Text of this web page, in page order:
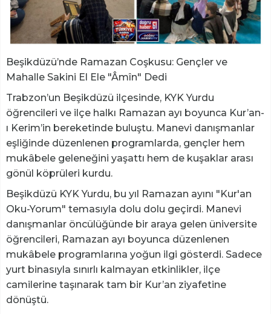
Beşikdüzü’nde Ramazan Coşkusu: Gençler ve
Mahalle Sakini El Ele "Âmîn" Dedi
​Trabzon’un Beşikdüzü ilçesinde, KYK Yurdu
öğrencileri ve ilçe halkı Ramazan ayı boyunca Kur’an-
ı Kerim’in bereketinde buluştu. Manevi danışmanlar
eşliğinde düzenlenen programlarda, gençler hem
mukâbele geleneğini yaşattı hem de kuşaklar arası
gönül köprüleri kurdu.
​Beşikdüzü KYK Yurdu, bu yıl Ramazan ayını "Kur'an
Oku-Yorum" temasıyla dolu dolu geçirdi. Manevi
danışmanlar öncülüğünde bir araya gelen üniversite
öğrencileri, Ramazan ayı boyunca düzenlenen
mukâbele programlarına yoğun ilgi gösterdi. Sadece
yurt binasıyla sınırlı kalmayan etkinlikler, ilçe
camilerine taşınarak tam bir Kur’an ziyafetine
dönüştü.